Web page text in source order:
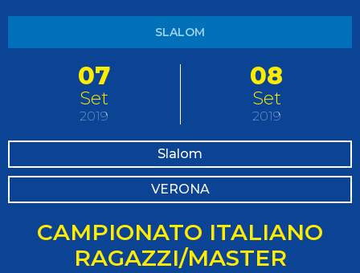
SLALOM
07
Set
2019
08
Set
2019
Slalom
VERONA
CAMPIONATO ITALIANO
RAGAZZI/MASTER